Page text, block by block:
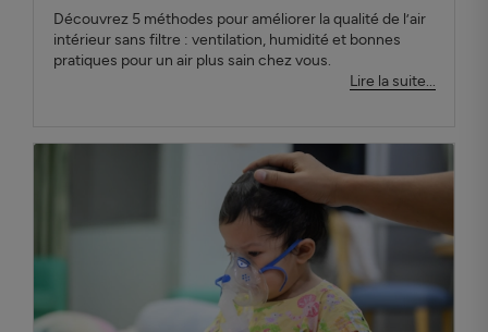
Découvrez 5 méthodes pour améliorer la qualité de l’air
intérieur sans filtre : ventilation, humidité et bonnes
pratiques pour un air plus sain chez vous.
Lire la suite...